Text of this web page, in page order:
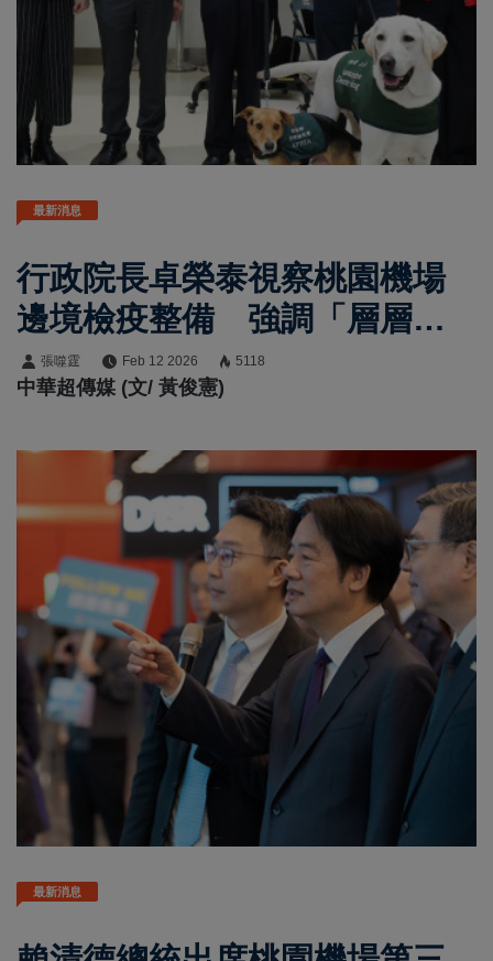
最新消息
行政院長卓榮泰視察桃園機場
邊境檢疫整備 強調「層層守
護、關關查驗」全力防堵非洲
豬瘟入侵、爭取重返非疫區
張噬霆 Feb 12 2026 5118
中華超傳媒 (文/ 黃俊憲)
最新消息